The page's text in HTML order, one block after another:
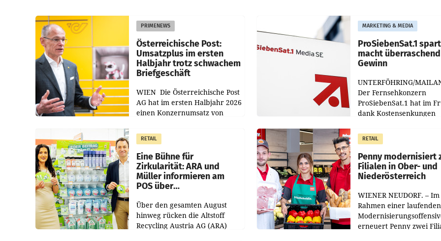
PRIMENEWS
Österreichische Post:
Umsatzplus im ersten
Halbjahr trotz schwachem
Briefgeschäft
WIEN Die Österreichische Post
AG hat im ersten Halbjahr 2026
einen Konzernumsatz von
erwirtschaftet, was einem Plus
von 3,8 Prozent gegenüber
dem Vergleichszeitraum
MARKETING & MEDIA
ProSiebenSat.1
macht
Gewinn
UNTERFÖHRING/
Der Fernsehkonzern
ProSiebenSat.1 hat im
dank Kostensenkungen
gemacht und die
Markterwartung deutlich
übertroffen.
RETAIL
Eine Bühne für
Zirkularität: ARA und
Müller informieren am
POS über
Über den gesamten August
hinweg rücken die Altstoff
Recycling Austria AG (ARA)
RETAIL
Penny modernisiert
Filialen in Ober- und
Niederösterreich
WIENER NEUDORF. – Im
Rahmen einer laufenden
erneuert Penny zwei